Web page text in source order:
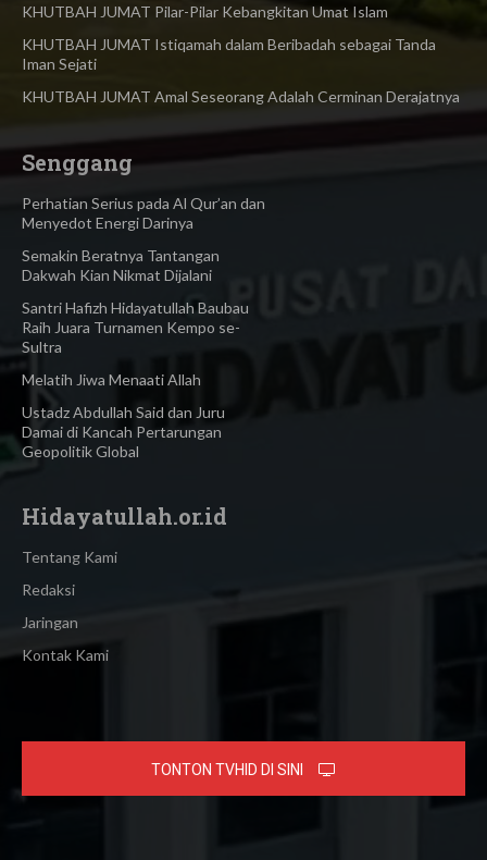
KHUTBAH JUMAT Pilar-Pilar Kebangkitan Umat Islam
KHUTBAH JUMAT Istiqamah dalam Beribadah sebagai Tanda
Iman Sejati
KHUTBAH JUMAT Amal Seseorang Adalah Cerminan Derajatnya
Senggang
Perhatian Serius pada Al Qur’an dan
Menyedot Energi Darinya
Semakin Beratnya Tantangan
Dakwah Kian Nikmat Dijalani
Santri Hafizh Hidayatullah Baubau
Raih Juara Turnamen Kempo se-
Sultra
Melatih Jiwa Menaati Allah
Ustadz Abdullah Said dan Juru
Damai di Kancah Pertarungan
Geopolitik Global
Hidayatullah.or.id
Tentang Kami
Redaksi
Jaringan
Kontak Kami
TONTON TVHID DI SINI